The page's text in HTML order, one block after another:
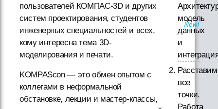
пользователей КОМПАС-3D и других
систем проектирования, студентов
инженерных специальностей и всех,
кому интересна тема 3D-
моделирования и печати.
KOMPAScon — это обмен опытом с
коллегами в неформальной
обстановке, лекции и мастер-классы,
модель
данных
и
Расставим
все
точки.
Работа